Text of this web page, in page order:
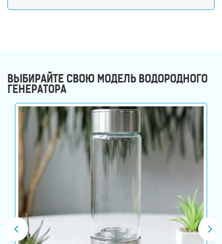
ВЫБИРАЙТЕ СВОЮ МОДЕЛЬ ВОДОРОДНОГО
ГЕНЕРАТОРА